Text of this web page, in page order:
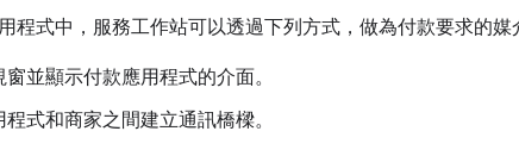
程式中，服務工作站可以透過下列方式，做為付款要求的媒
並顯示付款應用程式的介面。
式和商家之間建立通訊橋樑。